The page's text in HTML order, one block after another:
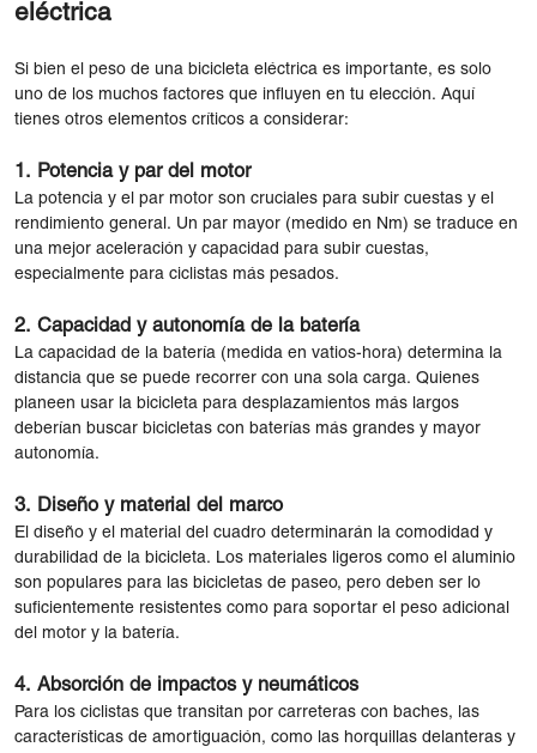
eléctrica
Si bien el peso de una bicicleta eléctrica es importante, es solo
uno de los muchos factores que influyen en tu elección. Aquí
tienes otros elementos críticos a considerar:
1. Potencia y par del motor
La potencia y el par motor son cruciales para subir cuestas y el
rendimiento general. Un par mayor (medido en Nm) se traduce en
una mejor aceleración y capacidad para subir cuestas,
especialmente para ciclistas más pesados.
2. Capacidad y autonomía de la batería
La capacidad de la batería (medida en vatios-hora) determina la
distancia que se puede recorrer con una sola carga. Quienes
planeen usar la bicicleta para desplazamientos más largos
deberían buscar bicicletas con baterías más grandes y mayor
autonomía.
3. Diseño y material del marco
El diseño y el material del cuadro determinarán la comodidad y
durabilidad de la bicicleta. Los materiales ligeros como el aluminio
son populares para las bicicletas de paseo, pero deben ser lo
suficientemente resistentes como para soportar el peso adicional
del motor y la batería.
4. Absorción de impactos y neumáticos
Para los ciclistas que transitan por carreteras con baches, las
características de amortiguación, como las horquillas delanteras y